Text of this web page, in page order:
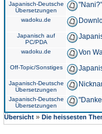
Japanisch-Deutsche
Übersetzungen
"Nani?"
wadoku.de
Japanisch auf
PC/PDA
wadoku.de Von
Off-Topic/Sonstiges
Japanisch-Deutsche
Übersetzungen
Japanisch-Deutsche
Übersetzungen
Übersicht » Die heissesten